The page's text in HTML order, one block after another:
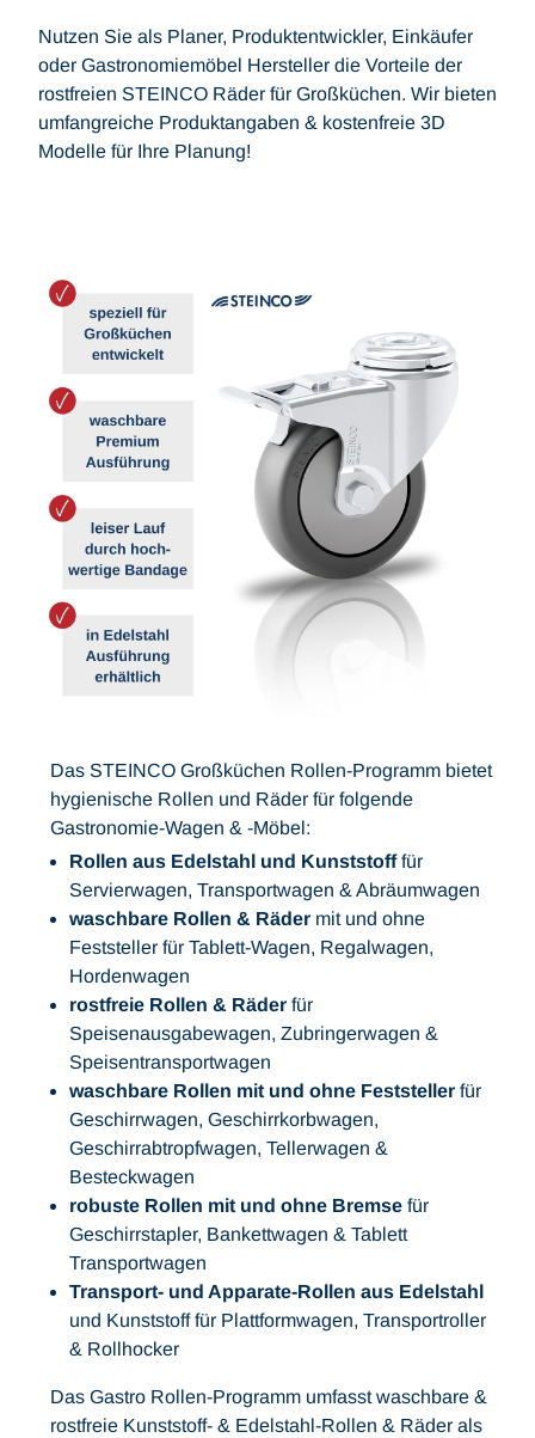
Nutzen Sie als Planer, Produktentwickler, Einkäufer
oder Gastronomiemöbel Hersteller die Vorteile der
rostfreien STEINCO Räder für Großküchen. Wir bieten
umfangreiche Produktangaben & kostenfreie 3D
Modelle für Ihre Planung!
Das STEINCO Großküchen Rollen-Programm bietet
hygienische Rollen und Räder für folgende
Gastronomie-Wagen & -Möbel:
Rollen aus Edelstahl und Kunststofffür
Servierwagen, Transportwagen & Abräumwagen
waschbare Rollen & Räder mit und ohne
Feststeller für Tablett-Wagen, Regalwagen,
Hordenwagen
rostfreie Rollen & Räder für
Speisenausgabewagen, Zubringerwagen &
Speisentransportwagen
waschbare Rollen mit und ohne Feststeller für
Geschirrwagen, Geschirrkorbwagen,
Geschirrabtropfwagen, Tellerwagen &
Besteckwagen
robuste Rollen mit und ohne Bremse für
Geschirrstapler, Bankettwagen & Tablett
Transportwagen
Transport- und Apparate-Rollen aus Edelstahl
und Kunststoff für Plattformwagen, Transportroller
& Rollhocker
Das Gastro Rollen-Programm umfasst waschbare &
rostfreie Kunststoff- & Edelstahl-Rollen & Räder als